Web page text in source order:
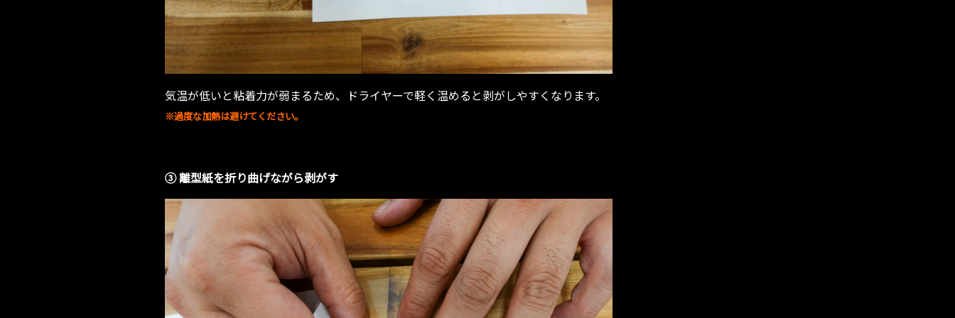
気温が低いと粘着力が弱まるため、ドライヤーで軽く温めると剥がしやすくなります。
※過度な加熱は避けてください。
③ 離型紙を折り曲げながら剥がす